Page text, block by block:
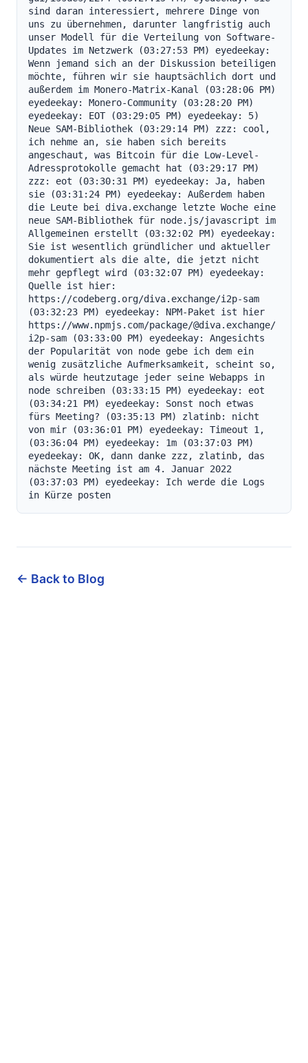
sind daran interessiert, mehrere Dinge von
uns zu übernehmen, darunter langfristig auch
unser Modell für die Verteilung von Software-
Updates im Netzwerk (03:27:53 PM) eyedeekay:
Wenn jemand sich an der Diskussion beteiligen
möchte, führen wir sie hauptsächlich dort und
außerdem im Monero-Matrix-Kanal (03:28:06 PM)
eyedeekay: Monero-Community (03:28:20 PM)
eyedeekay: EOT (03:29:05 PM) eyedeekay: 5)
Neue SAM-Bibliothek (03:29:14 PM) zzz: cool,
ich nehme an, sie haben sich bereits
angeschaut, was Bitcoin für die Low-Level-
Adressprotokolle gemacht hat (03:29:17 PM)
zzz: eot (03:30:31 PM) eyedeekay: Ja, haben
sie (03:31:24 PM) eyedeekay: Außerdem haben
die Leute bei diva.exchange letzte Woche eine
neue SAM-Bibliothek für node.js/javascript im
Allgemeinen erstellt (03:32:02 PM) eyedeekay:
Sie ist wesentlich gründlicher und aktueller
dokumentiert als die alte, die jetzt nicht
mehr gepflegt wird (03:32:07 PM) eyedeekay:
Quelle ist hier:
https://codeberg.org/diva.exchange/i2p-sam
(03:32:23 PM) eyedeekay: NPM-Paket ist hier
https://www.npmjs.com/package/@diva.exchange/
i2p-sam (03:33:00 PM) eyedeekay: Angesichts
der Popularität von node gebe ich dem ein
wenig zusätzliche Aufmerksamkeit, scheint so,
als würde heutzutage jeder seine Webapps in
node schreiben (03:33:15 PM) eyedeekay: eot
(03:34:21 PM) eyedeekay: Sonst noch etwas
fürs Meeting? (03:35:13 PM) zlatinb: nicht
von mir (03:36:01 PM) eyedeekay: Timeout 1,
(03:36:04 PM) eyedeekay: 1m (03:37:03 PM)
eyedeekay: OK, dann danke zzz, zlatinb, das
nächste Meeting ist am 4. Januar 2022
(03:37:03 PM) eyedeekay: Ich werde die Logs
in Kürze posten
← Back to Blog